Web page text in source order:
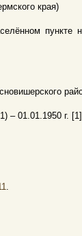
края)
пункте
– 01.01.1950 г. [1]
.